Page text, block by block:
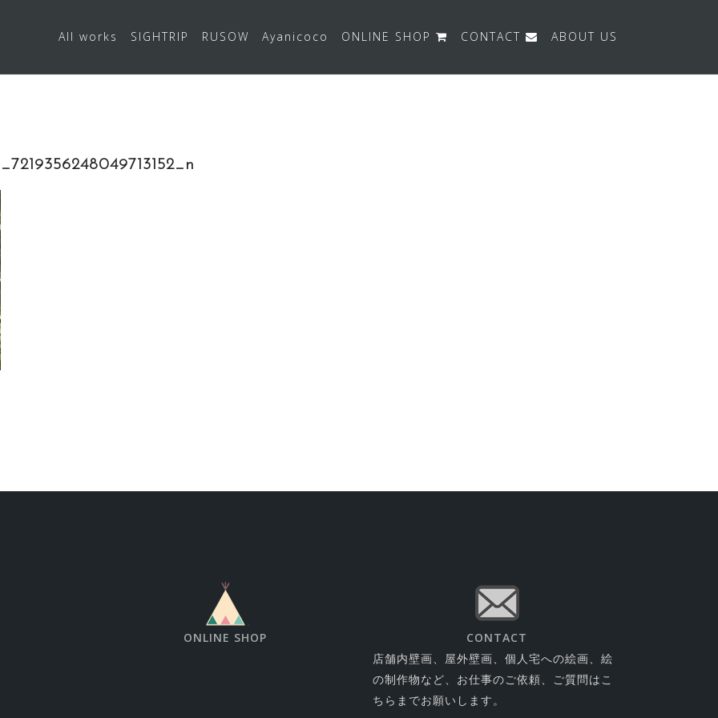
All works SIGHTRIP RUSOW Ayanicoco ONLINE SHOP CONTACT ABOUT US
ONLINE SHOP
CONTACT
店舗内壁画、屋外壁画、個人宅への絵画、絵
の制作物など、お仕事のご依頼、ご質問はこ
ちらまでお願いします。